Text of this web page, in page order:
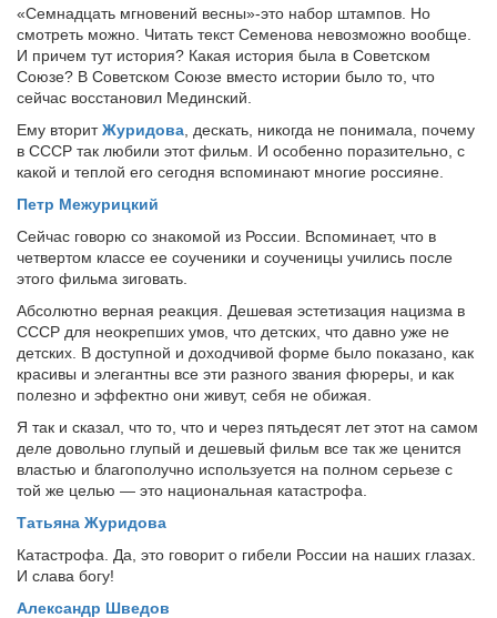
«Семнадцать мгновений весны»-это набор штампов. Но
смотреть можно. Читать текст Семенова невозможно вообще.
И причем тут история? Какая история была в Советском
Союзе? В Советском Союзе вместо истории было то, что
сейчас восстановил Мединский.
Ему вторитЖуридова , дескать, никогда не понимала, почему
в СССР так любили этот фильм. И особенно поразительно, с
какой и теплой его сегодня вспоминают многие россияне.
Петр Межурицкий
Сейчас говорю со знакомой из России. Вспоминает, что в
четвертом классе ее соученики и соученицы учились после
этого фильма зиговать.
Абсолютно верная реакция. Дешевая эстетизация нацизма в
СССР для неокрепших умов, что детских, что давно уже не
детских. В доступной и доходчивой форме было показано, как
красивы и элегантны все эти разного звания фюреры, и как
полезно и эффектно они живут, себя не обижая.
Я так и сказал, что то, что и через пятьдесят лет этот на самом
деле довольно глупый и дешевый фильм все так же ценится
властью и благополучно используется на полном серьезе с
той же целью — это национальная катастрофа.
Татьяна Журидова
Катастрофа. Да, это говорит о гибели России на наших глазах.
И слава богу!
Александр Шведов